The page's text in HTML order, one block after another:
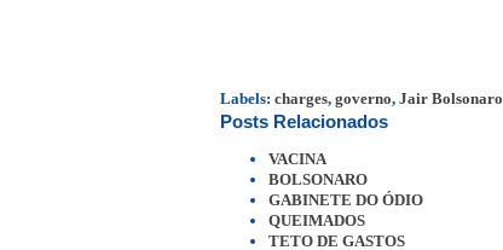
Labels: charges, governo, Jair Bolsonaro
Posts Relacionados
VACINA
BOLSONARO
GABINETE DO ÓDIO
QUEIMADOS
TETO DE GASTOS